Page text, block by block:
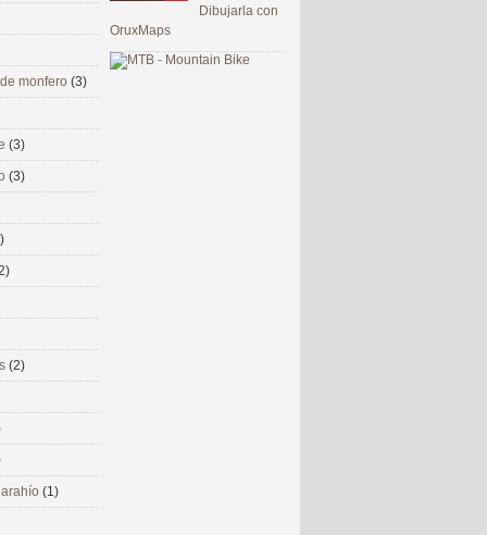
Dibujarla con
OruxMaps
monfero (3)
(3)
(3)
(2)
(1)